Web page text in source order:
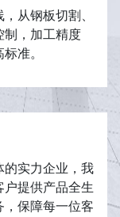
从钢板切割、
制，加工精度
准。
的实力企业，我
户提供产品全生
，保障每一位客